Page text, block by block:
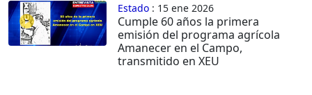
Estado : 15 ene 2026
Cumple 60 años la primera
emisión del programa agrícola
Amanecer en el Campo,
transmitido en XEU